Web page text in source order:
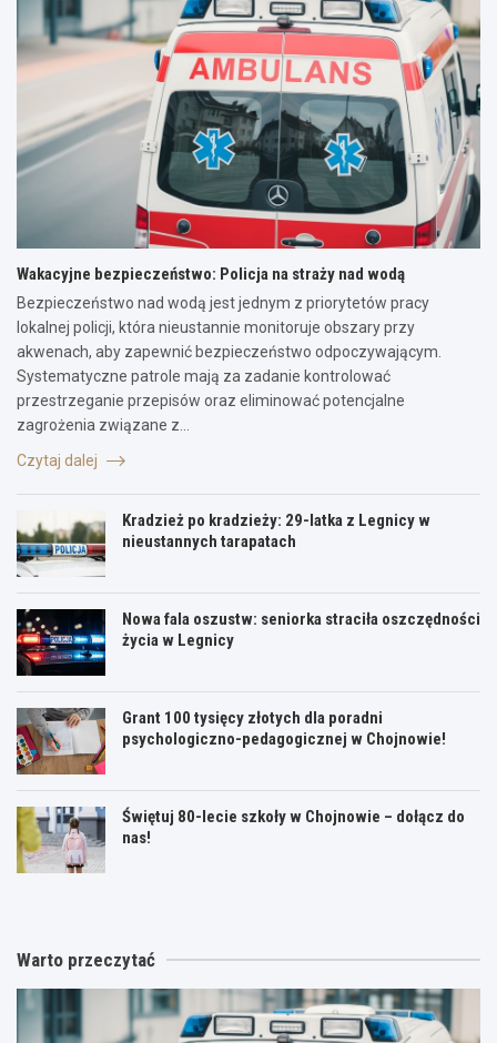
Wakacyjne bezpieczeństwo: Policja na straży nad wodą
Bezpieczeństwo nad wodą jest jednym z priorytetów pracy
lokalnej policji, która nieustannie monitoruje obszary przy
akwenach, aby zapewnić bezpieczeństwo odpoczywającym.
Systematyczne patrole mają za zadanie kontrolować
przestrzeganie przepisów oraz eliminować potencjalne
zagrożenia związane z…
Czytaj dalej
Kradzież po kradzieży: 29-latka z Legnicy w
nieustannych tarapatach
Nowa fala oszustw: seniorka straciła oszczędności
życia w Legnicy
Grant 100 tysięcy złotych dla poradni
psychologiczno-pedagogicznej w Chojnowie!
Świętuj 80-lecie szkoły w Chojnowie – dołącz do
nas!
Warto przeczytać